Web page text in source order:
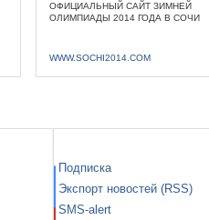
ОФИЦИАЛЬНЫЙ САЙТ ЗИМНЕЙ
ОЛИМПИАДЫ 2014 ГОДА В СОЧИ
WWW.SOCHI2014.COM
Подписка
Экспорт новостей (RSS)
SMS-alert